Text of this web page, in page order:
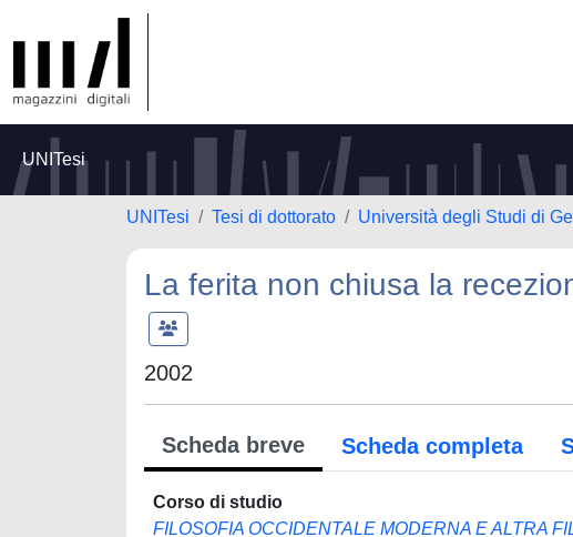
UNITesi
UNITesi Tesi di dottorato Università degli Studi di
La ferita non chiusa la
2002
Scheda breve Scheda completa
Corso di studio
FILOSOFIA OCCIDENTALE MODERNA E ALTRA